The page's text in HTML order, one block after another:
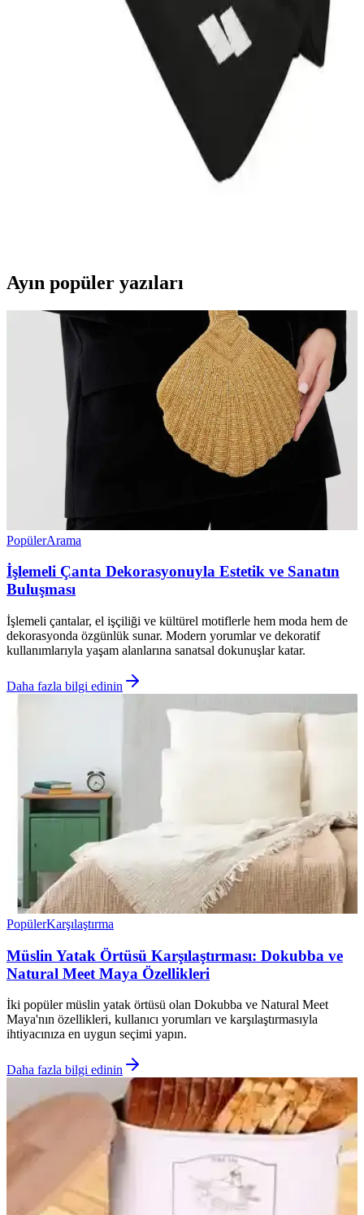
etkinlikleri için ideal, şık ve konforlu bir modeldir.
Eryatex Soğuk Tutucu Termos Çanta Geniş Hacmi
ve Dayanıklı Tasarımıyla Outdoor Kullanımına
Eryatex'in büyük boy termos çantası, 25 litre hacmi ve hafif plastik
yapısıyla kamp ve pikniklerde içecekleri uzun süre soğuk tutar,
2025'te Bisiklet Tutkunlarının Vazgeçilmezi: Sporsize
Ayın popüler yazıları
PopülerArama
İşlemeli Çanta Dekorasyonuyla Estetik ve Sanatın
Buluşması
İşlemeli çantalar, el işçiliği ve kültürel motiflerle hem moda hem de
dekorasyonda özgünlük sunar. Modern yorumlar ve dekoratif
kullanımlarıyla yaşam alanlarına sanatsal dokunuşlar katar.
Daha fazla bilgi edinin
PopülerKarşılaştırma
Müslin Yatak Örtüsü Karşılaştırması: Dokubba ve
Natural Meet Maya Özellikleri
İki popüler müslin yatak örtüsü olan Dokubba ve Natural Meet
Maya'nın özellikleri, kullanıcı yorumları ve karşılaştırmasıyla
ihtiyacınıza en uygun seçimi yapın.
Daha fazla bilgi edinin